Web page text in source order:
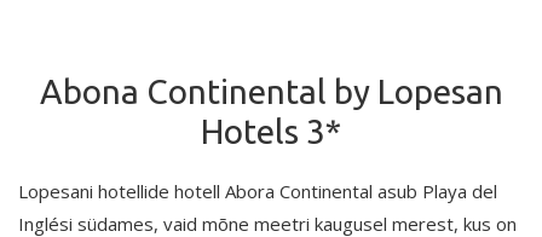
Abona Continental by Lopesan
Hotels 3*
Lopesani hotellide hotell Abora Continental asub Playa del
Inglési südames, vaid mõne meetri kaugusel merest, kus on